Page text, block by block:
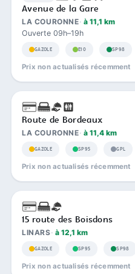
Avenue de la Gare
LA COURONNE à 11,1 km
Ouverte 09h–19h
GAZOLE E10 SP98
Prix non actualisés récemment
Route de Bordeaux
LA COURONNE à 11,4 km
GAZOLE SP95 GPL
Prix non actualisés récemment
15 route des Boisdons
LINARS à 12,1 km
GAZOLE SP95 SP98
Prix non actualisés récemment